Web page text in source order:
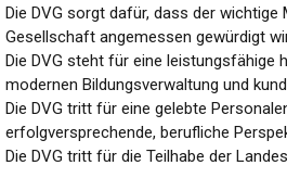
Die DVG sorgt dafür, dass der
Gesellschaft angemessen gewürdigt
Die DVG steht für eine leistungsfähige
modernen Bildungsverwaltung und
Die DVG tritt für eine gelebte
erfolgversprechende, berufliche
Die DVG tritt für die Teilhabe der